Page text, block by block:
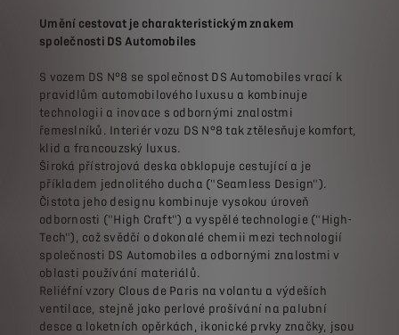
Umění cestovat je charakteristickým znakem
společnosti DS Automobiles
S vozem DS N°8 se společnost DS Automobiles vrací k
pravidlům automobilového luxusu a kombinuje
technologii a inovace s odbornými znalostmi
řemeslníků. Interiér vozu DS N°8 tak ztělesňuje komfort,
klid a francouzský luxus.
Široká přístrojová deska obklopuje cestující a je
příkladem jednolitého ducha ("Seamless Design").
Čistota jeho designu kombinuje vysokou úroveň
odbornosti ("High Craft") a vyspělé technologie ("High-
Tech"), což svědčí o dokonalé chemii mezi technologií
společnosti DS Automobiles a odbornými znalostmi v
oblasti používání materiálů.
Reliéfní vzory Clous de Paris na volantu a výdeších
ventilace, stejně jako perlové prošívání na palubní
desce a loketních opěrkách, ikonické prvky značky, jsou